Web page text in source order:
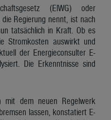
(ElWG) oder
Regierung nennt, ist nach
tatsächlich in Kraft. Ob es
Stromkosten auswirkt und
der Energieconsulter E-
Die Erkenntnisse sind
mit dem neuen Regelwerk
lassen, konstatiert E-